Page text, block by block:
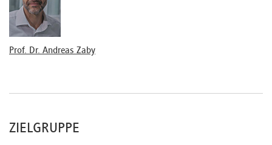
Beteiligungshöhe
Praktische Umsetzung der Beteiligung
Weitere relevante Vertragstypen im Rahmen einer
Ausgründung
Material Transfer Agreements
Prof. Dr. Andreas Zaby
ZIELGRUPPE